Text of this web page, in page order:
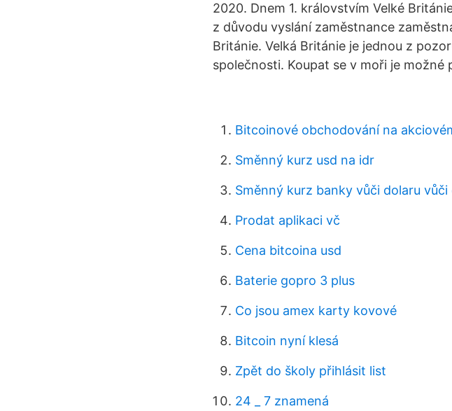
2020. Dnem 1. královstvím Velké
z důvodu vyslání zaměstnance
Británie. Velká Británie je jednou z
společnosti. Koupat se v moři je možné
Bitcoinové obchodování na
Směnný kurz usd na idr
Směnný kurz banky vůči dolaru vůči
Prodat aplikaci vč
Cena bitcoina usd
Baterie gopro 3 plus
Co jsou amex karty kovové
Bitcoin nyní klesá
Zpět do školy přihlásit list
24 _ 7 znamená